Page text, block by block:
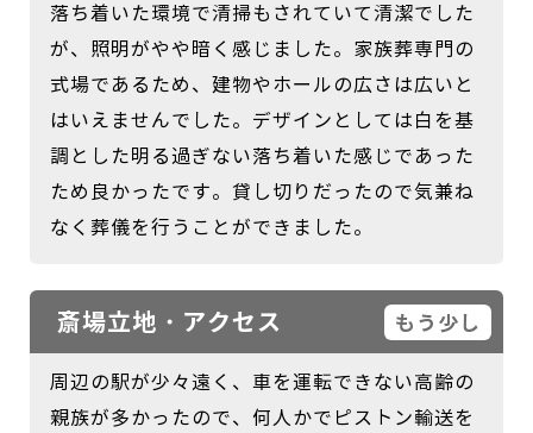
落ち着いた環境で清掃もされていて清潔でした
が、照明がやや暗く感じました。家族葬専門の
式場であるため、建物やホールの広さは広いと
はいえませんでした。デザインとしては白を基
調とした明る過ぎない落ち着いた感じであった
ため良かったです。貸し切りだったので気兼ね
なく葬儀を行うことができました。
斎場立地・アクセス もう少し
周辺の駅が少々遠く、車を運転できない高齢の
親族が多かったので、何人かでピストン輸送を